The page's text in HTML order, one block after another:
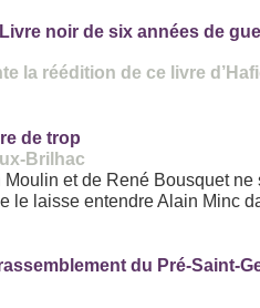
noir de six années de
la réédition de ce livre
de trop
Brilhac
et de René Bousquet ne
le laisse entendre Alain Minc
du Pré-Saint-